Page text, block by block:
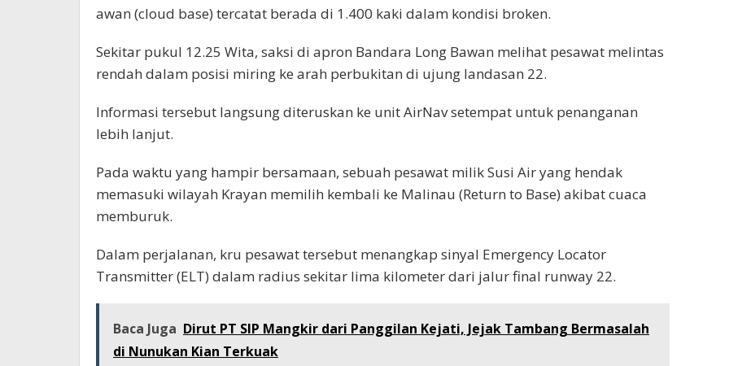
awan (cloud base) tercatat berada di 1.400 kaki dalam kondisi broken.
Sekitar pukul 12.25 Wita, saksi di apron Bandara Long Bawan melihat pesawat melintas
rendah dalam posisi miring ke arah perbukitan di ujung landasan 22.
Informasi tersebut langsung diteruskan ke unit AirNav setempat untuk penanganan
lebih lanjut.
Pada waktu yang hampir bersamaan, sebuah pesawat milik Susi Air yang hendak
memasuki wilayah Krayan memilih kembali ke Malinau (Return to Base) akibat cuaca
memburuk.
Dalam perjalanan, kru pesawat tersebut menangkap sinyal Emergency Locator
Transmitter (ELT) dalam radius sekitar lima kilometer dari jalur final runway 22.
Baca Juga Dirut PT SIP Mangkir dari Panggilan Kejati, Jejak Tambang Bermasalah
di Nunukan Kian Terkuak